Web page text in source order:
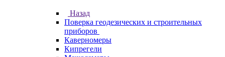
Назад
Поверка геодезических и строительных
приборов
Каверномеры
Кипрегели